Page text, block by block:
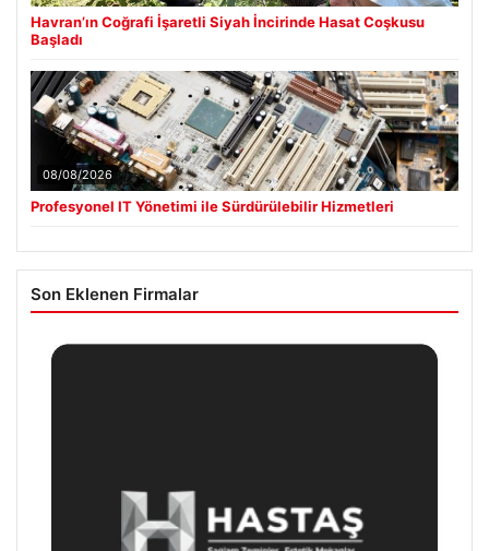
Havran’ın Coğrafi İşaretli Siyah İncirinde Hasat Coşkusu
Başladı
08/08/2026
Profesyonel IT Yönetimi ile Sürdürülebilir Hizmetleri
Son Eklenen Firmalar